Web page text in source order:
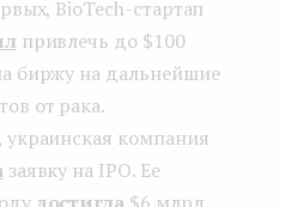
BioTech-стартап
привлечь до $100
биржу на дальнейшие
от рака.
компания
заявку на IPO. Ее